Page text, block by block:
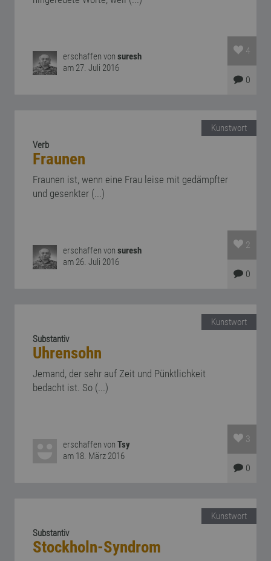
erschaffen vonsuresh
am 27. Juli 2016
4
0
Kunstwort
Verb
Fraunen
Fraunen ist, wenn eine Frau leise mit gedämpfter
und gesenkter (...)
erschaffen vonsuresh
am 26. Juli 2016
2
0
Kunstwort
Substantiv
Uhrensohn
Jemand, der sehr auf Zeit und Pünktlichkeit
bedacht ist. So (...)
erschaffen vonTsy
am 18. März 2016
3
0
Kunstwort
Substantiv
Stockholn-Syndrom